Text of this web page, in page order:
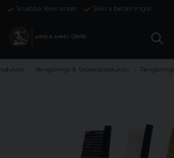
Snabba leveranser Säkra betalningar
Rengörings & Skötselprodukter